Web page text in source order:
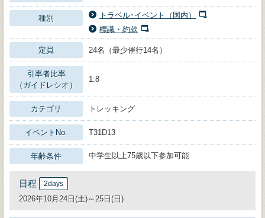
種別
トラベル･イベント（国内）
標識・約款
定員 24名（最少催行14名）
引率者比率
（ガイドレシオ）
1:8
カテゴリ トレッキング
イベントNo. T31D13
年齢条件 中学生以上75歳以下参加可能
日程 2days
2026年10月24日(土)～25日(日)